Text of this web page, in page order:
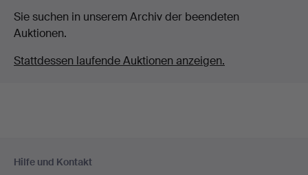
Sie suchen in unserem Archiv der beendeten
Auktionen.
Stattdessen laufende Auktionen anzeigen.
Navigation
Hilfe und Kontakt